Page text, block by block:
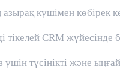
күшімен көбірек
тікелей CRM жүйесінде
түсінікті және